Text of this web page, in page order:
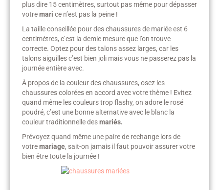
plus dire 15 centimètres, surtout pas même pour dépasser
votremari ce n’est pas la peine !
La taille conseillée pour des chaussures de mariée est 6
centimètres, c’est la demie mesure que l’on trouve
correcte. Optez pour des talons assez larges, car les
talons aiguilles c’est bien joli mais vous ne passerez pas la
journée entière avec.
À propos de la couleur des chaussures, osez les
chaussures colorées en accord avec votre thème ! Evitez
quand même les couleurs trop flashy, on adore le rosé
poudré, c’est une bonne alternative avec le blanc la
couleur traditionnelle desmariés.
Prévoyez quand même une paire de rechange lors de
votremariage, sait-on jamais il faut pouvoir assurer votre
bien être toute la journée !